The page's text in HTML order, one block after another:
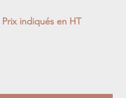
Prix indiqués en HT